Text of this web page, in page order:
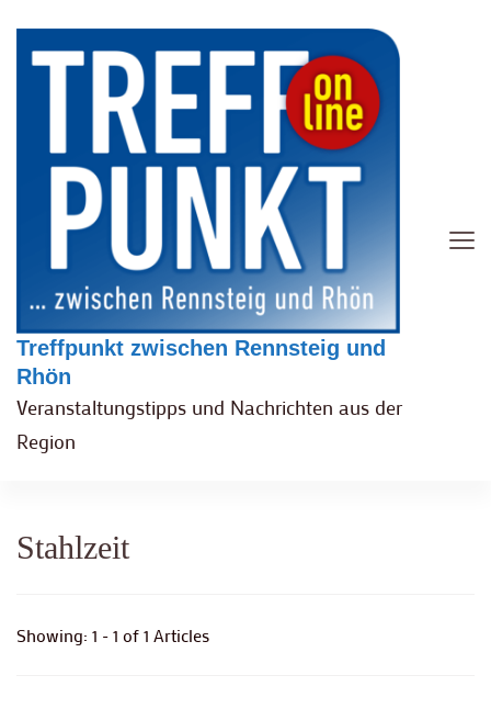
Treffpunkt zwischen Rennsteig und
Rhön
Veranstaltungstipps und Nachrichten aus der
Region
Stahlzeit
Showing: 1 - 1 of 1 Articles